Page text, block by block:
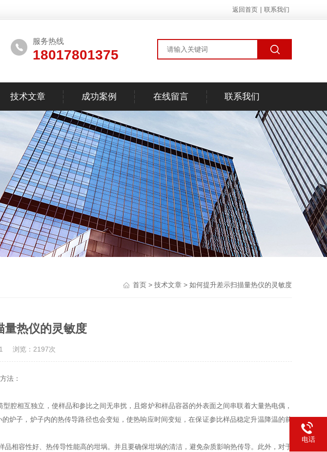
返回首页 联系我们
服务热线
18017801375
技术文章 成功案例 在线留言 联系我们
首页 > 技术文章 > 如何提升差示扫描量热仪的灵敏度
量热仪的灵敏度
浏览：2197次
法：
相互独立，使样品和参比之间无串扰，且熔炉和样品容器的外表面之间串联着大量热电偶，
炉子，炉子内的热传导路径也会变短，使热响应时间变短，在保证参比样品稳定升温降温的前
容性好、热传导性能高的坩埚。并且要确保坩埚的清洁，避免杂质影响热传导。此外，对于
电话